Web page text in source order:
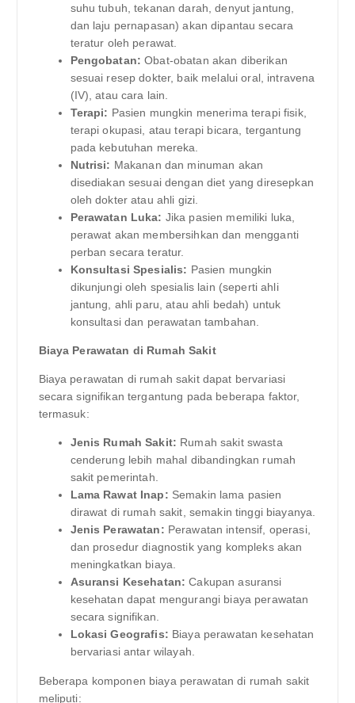
suhu tubuh, tekanan darah, denyut jantung,
dan laju pernapasan) akan dipantau secara
teratur oleh perawat.
Pengobatan: Obat-obatan akan diberikan
sesuai resep dokter, baik melalui oral, intravena
(IV), atau cara lain.
Terapi: Pasien mungkin menerima terapi fisik,
terapi okupasi, atau terapi bicara, tergantung
pada kebutuhan mereka.
Nutrisi: Makanan dan minuman akan
disediakan sesuai dengan diet yang diresepkan
oleh dokter atau ahli gizi.
Perawatan Luka: Jika pasien memiliki luka,
perawat akan membersihkan dan mengganti
perban secara teratur.
Konsultasi Spesialis: Pasien mungkin
dikunjungi oleh spesialis lain (seperti ahli
jantung, ahli paru, atau ahli bedah) untuk
konsultasi dan perawatan tambahan.
Biaya Perawatan di Rumah Sakit
Biaya perawatan di rumah sakit dapat bervariasi
secara signifikan tergantung pada beberapa faktor,
termasuk:
Jenis Rumah Sakit: Rumah sakit swasta
cenderung lebih mahal dibandingkan rumah
sakit pemerintah.
Lama Rawat Inap: Semakin lama pasien
dirawat di rumah sakit, semakin tinggi biayanya.
Jenis Perawatan: Perawatan intensif, operasi,
dan prosedur diagnostik yang kompleks akan
meningkatkan biaya.
Asuransi Kesehatan: Cakupan asuransi
kesehatan dapat mengurangi biaya perawatan
secara signifikan.
Lokasi Geografis: Biaya perawatan kesehatan
bervariasi antar wilayah.
Beberapa komponen biaya perawatan di rumah sakit
meliputi: